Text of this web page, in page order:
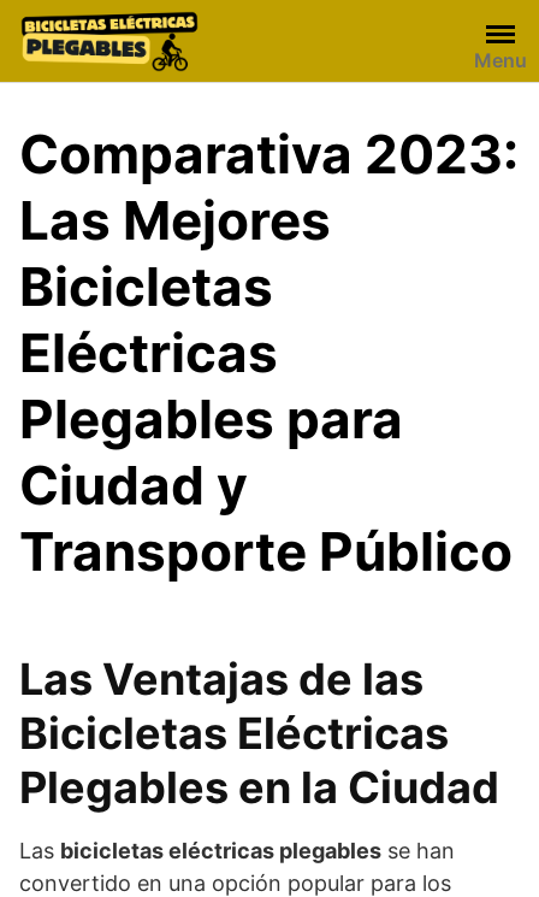
Skip
Menu
Comparativa 2023:
Las Mejores
Bicicletas
Eléctricas
Plegables para
Ciudad y
Transporte Público
Las Ventajas de las
Bicicletas Eléctricas
Plegables en la Ciudad
Las bicicletas eléctricas plegables se han
convertido en una opción popular para los